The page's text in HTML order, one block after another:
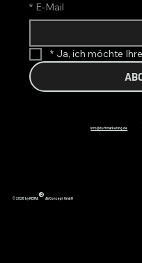
* E-Mail
* Ja, ich möchte
info@duftmarketing.de
© 2026 by REIMA® AirConcept GmbH